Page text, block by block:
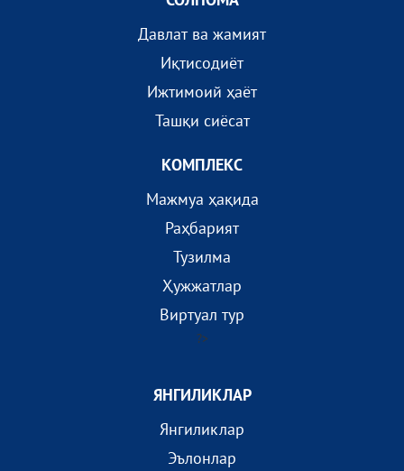
Давлат ва жамият
Иқтисодиёт
Ижтимоий ҳаёт
Ташқи сиёсат
КОМПЛEКС
Мажмуа ҳақида
Раҳбарият
Тузилма
Ҳужжатлар
Виртуал тур
?>
ЯНГИЛИКЛАР
Янгиликлар
Эълонлар